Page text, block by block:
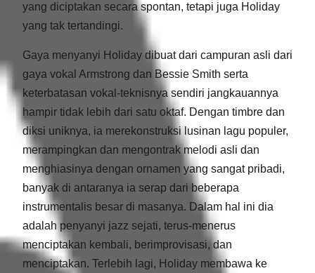
yang diciptakan secara spontan, tetapi juga Holiday
yang tak tertandingi.
Gaya menyanyi Holiday dibuat dari campuran asli dari
gaya vokal Armstrong dan Bessie Smith serta
keterbatasan vokal-teknisnya sendiri jangkauannya
hampir tidak lebih dari satu oktaf. Dengan timbre dan
diksi uniknya, ia merekonstruksi lusinan lagu populer,
merampingkan dan mengontrak melodi asli dan
menghiasinya dengan ornamen yang sangat pribadi,
banyak di antaranya ia serap dari beberapa
instrumentalis besar di masanya. Dalam hal ini dia
adalah penyanyi jazz sejati, terus-menerus
menciptakan kembali, berimprovisasi, dan
menciptakan. Terlebih lagi, Holiday membawa ke